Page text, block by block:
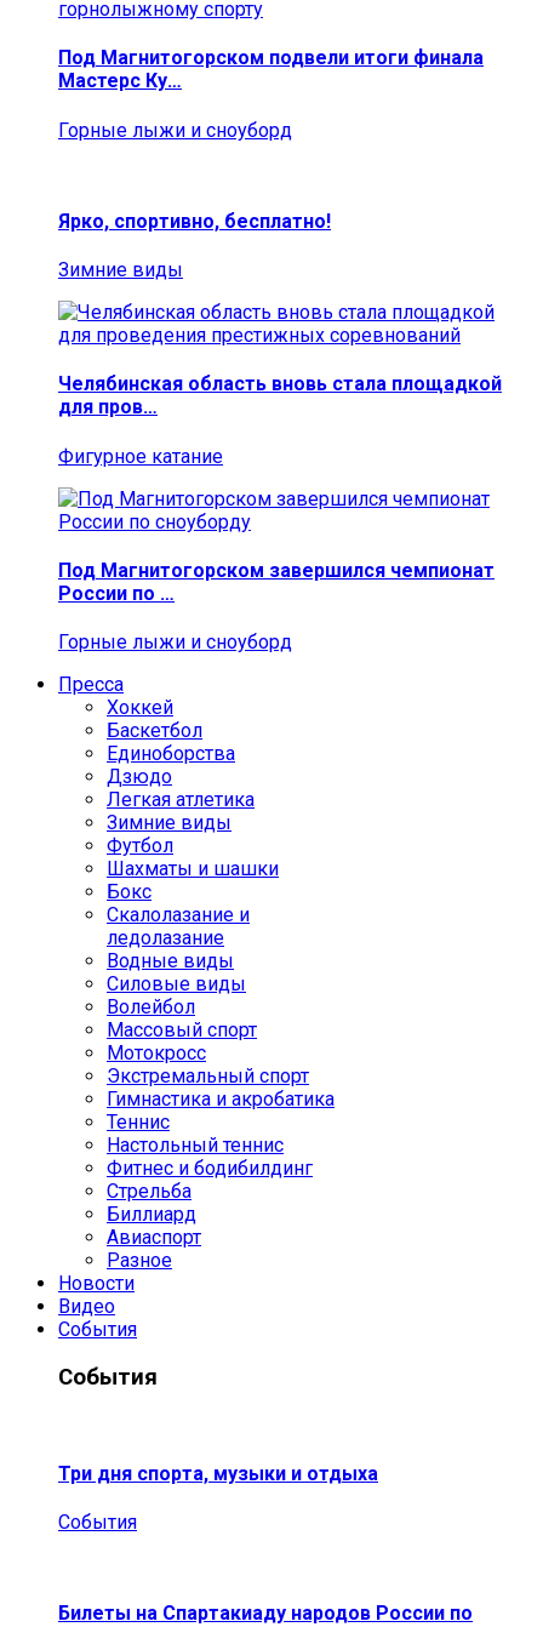
Под Магнитогорском подвели итоги финала
Мастерс Ку…
Горные лыжи и сноуборд
Ярко, спортивно, бесплатно!
Зимние виды
Челябинская область вновь стала площадкой
для пров…
Фигурное катание
Под Магнитогорском завершился чемпионат
России по …
Горные лыжи и сноуборд
Пресса
Хоккей
Баскетбол
Единоборства
Дзюдо
Легкая атлетика
Зимние виды
Футбол
Шахматы и шашки
Бокс
Скалолазание и
ледолазание
Водные виды
Силовые виды
Волейбол
Массовый спорт
Мотокросс
Экстремальный спорт
Гимнастика и акробатика
Теннис
Настольный теннис
Фитнес и бодибилдинг
Стрельба
Биллиард
Авиаспорт
Разное
Новости
Видео
События
События
Три дня спорта, музыки и отдыха
События
Билеты на Спартакиаду народов России по